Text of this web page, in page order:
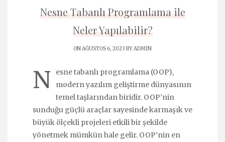
Nesne Tabanlı Programlama ile
Neler Yapılabilir?
ON AĞUSTOS 6, 2023 BYADMIN
N
esne tabanlı programlama (OOP),
modern yazılım geliştirme dünyasının
temel taşlarından biridir. OOP’nin
sunduğu güçlü araçlar sayesinde karmaşık ve
büyük ölçekli projeleri etkili bir şekilde
yönetmek mümkün hale gelir. OOP’nin en